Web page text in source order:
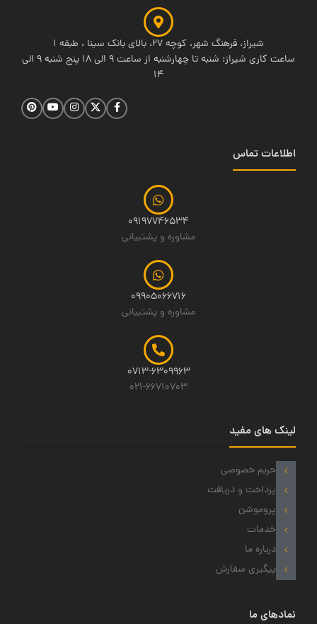
شیراز، فرهنگ شهر، کوچه 27، بالای بانک سینا ، طبقه 1
ساعت کاری شیراز: شنبه تا چهارشنبه از ساعت 9 الی 18 پنج شنبه 9 الی
14
اطلاعات تماس
09197746534
مشاوره و پشتیبانی
09905066716
مشاوره و پشتیبانی
0713-6309963
021-66710703
لینک های مفید
حریم خصوصی
پرداخت و دریافت
پروموشن
خدمات
درباره ما
پیگیری سفارش
نمادهای ما